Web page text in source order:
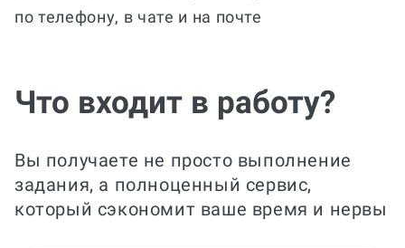
по телефону, в чате и на почте
Что входит в работу?
Вы получаете не просто выполнение
задания, а полноценный сервис,
который сэкономит ваше время и нервы